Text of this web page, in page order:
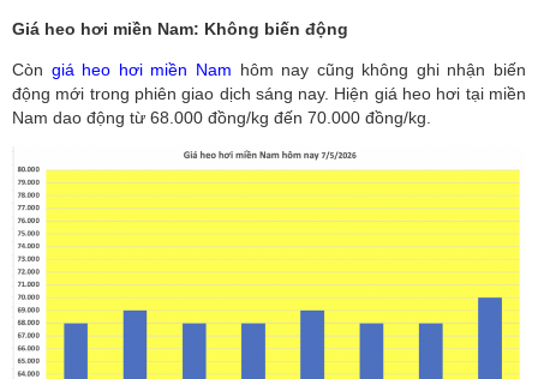
Giá heo hơi miền Nam: Không biến động
Còn giá heo hơi miền Nam hôm nay cũng không ghi nhận biến
động mới trong phiên giao dịch sáng nay. Hiện giá heo hơi tại miền
Nam dao động từ 68.000 đồng/kg đến 70.000 đồng/kg.